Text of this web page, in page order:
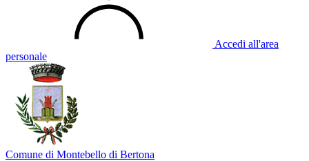
Accedi all'area
personale
Comune di Montebello di Bertona